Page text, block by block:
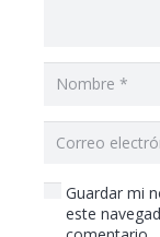
Guardar mi
este